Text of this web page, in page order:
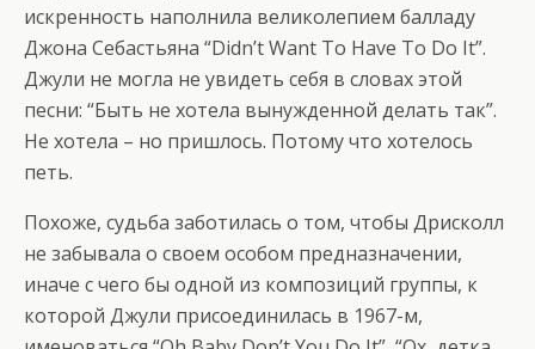
искренность наполнила великолепием балладу
Джона Себастьяна “Didn’t Want To Have To Do It”.
Джули не могла не увидеть себя в словах этой
песни: “Быть не хотела вынужденной делать так”.
Не хотела – но пришлось. Потому что хотелось
петь.
Похоже, судьба заботилась о том, чтобы Дрисколл
не забывала о своем особом предназначении,
иначе с чего бы одной из композиций группы, к
которой Джули присоединилась в 1967-м,